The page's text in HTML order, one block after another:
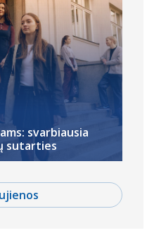
svarbiausia
sutarties